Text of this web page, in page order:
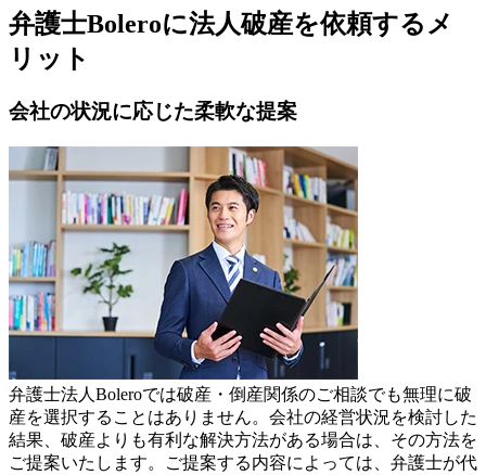
弁護士Boleroに法人破産を依頼するメ
リット
会社の状況に応じた柔軟な提案
弁護士法人Boleroでは破産・倒産関係のご相談でも無理に破
産を選択することはありません。会社の経営状況を検討した
結果、破産よりも有利な解決方法がある場合は、その方法を
ご提案いたします。ご提案する内容によっては、弁護士が代